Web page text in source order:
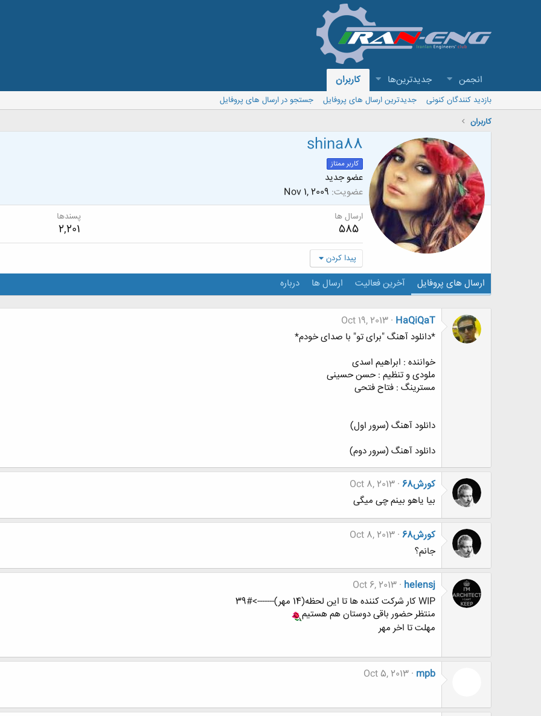
انجمن جدیدترین‌ها کاربران
بازدید کنندگان کنونی جدیدترین ارسال های پروفایل
جستجو در ارسال های پروفایل
کاربران
shina88
کاربر ممتاز
عضو جدید
عضویت Nov 1, 2009
ارسال ها
585
پسندها
2,201
پیدا کردن
ارسال های پروفایل آخرین فعالیت ارسال ها درباره
HaQiQaT
Oct 19, 2013
*دانلود آهنگ "برای تو" با صدای خودم*
خواننده : ابراهیم اسدی
ملودی و تنظیم : حسن حسینی
مسترینگ : فتاح فتحی
دانلود آهنگ (سرور اول)
دانلود آهنگ (سرور دوم)
کورش68
Oct 8, 2013
بیا یاهو بینم چی میگی
کورش68
Oct 8, 2013
جانم؟
helensj
Oct 6, 2013
WIP کار شرکت کننده ها تا این لحظه(14 مهر)------->#39
منتظر حضور باقی دوستان هم هستیم
مهلت تا اخر مهر
mpb
Oct 5, 2013